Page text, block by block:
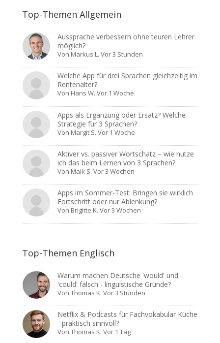
Top-Themen Allgemein
Aussprache verbessern ohne teuren Lehrer
möglich?
Von Markus L. Vor 3 Stunden
Welche App für drei Sprachen gleichzeitig im
Rentenalter?
Von Hans W. Vor 1 Woche
Apps als Ergänzung oder Ersatz? Welche
Strategie für 3 Sprachen?
Von Margit S. Vor 1 Woche
Aktiver vs. passiver Wortschatz – wie nutze
ich das beim Lernen von 3 Sprachen?
Von Maik S. Vor 3 Wochen
Apps im Sommer-Test: Bringen sie wirklich
Fortschritt oder nur Ablenkung?
Von Brigitte K. Vor 3 Wochen
Top-Themen Englisch
Warum machen Deutsche 'would' und
'could' falsch - linguistische Gründe?
VonThomas K. Vor 3 Stunden
Netflix & Podcasts für Fachvokabular Küche
- praktisch sinnvoll?
VonThomas K. Vor 1 Tag